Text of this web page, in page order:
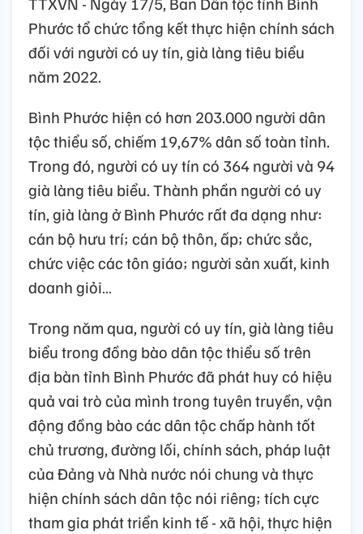
Phước tổ chức tổng kết thực hiện chính sách
đối với người có uy tín, già làng tiêu biểu
năm 2022.
Bình Phước hiện có hơn 203.000 người dân
tộc thiểu số, chiếm 19,67% dân số toàn tỉnh.
Trong đó, người có uy tín có 364 người và 94
già làng tiêu biểu. Thành phần người có uy
tín, già làng ở Bình Phước rất đa dạng như:
cán bộ hưu trí; cán bộ thôn, ấp; chức sắc,
chức việc các tôn giáo; người sản xuất, kinh
doanh giỏi…
Trong năm qua, người có uy tín, già làng tiêu
biểu trong đồng bào dân tộc thiểu số trên
địa bàn tỉnh Bình Phước đã phát huy có hiệu
quả vai trò của mình trong tuyên truyền, vận
động đồng bào các dân tộc chấp hành tốt
chủ trương, đường lối, chính sách, pháp luật
của Đảng và Nhà nước nói chung và thực
hiện chính sách dân tộc nói riêng; tích cực
tham gia phát triển kinh tế - xã hội, thực hiện